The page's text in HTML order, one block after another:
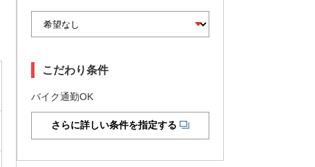
こだわり条件
バイク通勤OK
さらに詳しい条件を指定する